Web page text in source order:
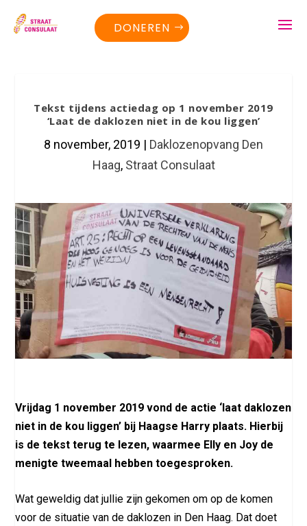
DONEREN
Tekst tijdens actiedag op 1 november 2019
‘Laat de daklozen niet in de kou liggen’
8 november, 2019 | Daklozenopvang Den
Haag, Straat Consulaat
Vrijdag 1 november 2019 vond de actie ‘laat daklozen
niet in de kou liggen’ bij Haagse Harry plaats. Hierbij
is de tekst terug te lezen, waarmee Elly en Joy de
menigte tweemaal hebben toegesproken.
Wat geweldig dat jullie zijn gekomen om op de komen
voor de situatie van de daklozen in Den Haag. Dat doet